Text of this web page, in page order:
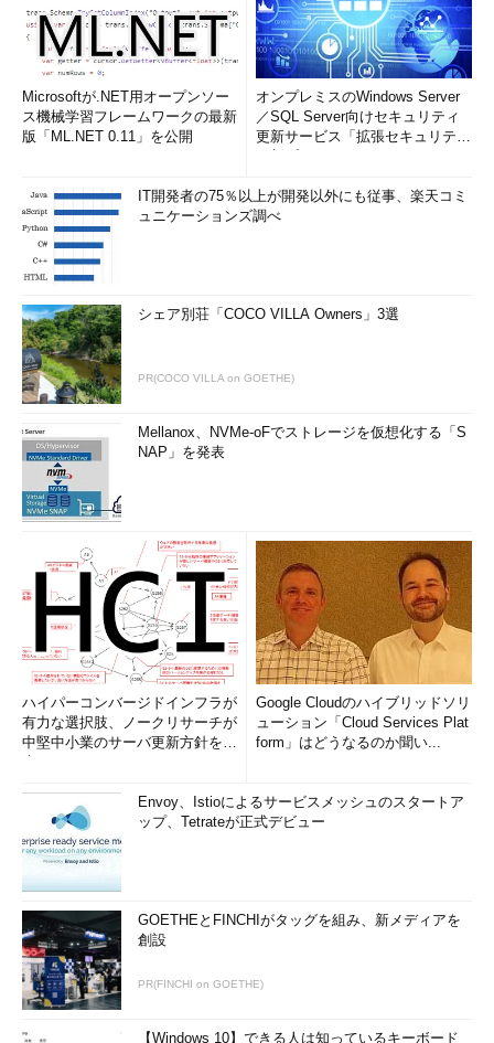
Microsoftが.NET用オープンソー
ス機械学習フレームワークの最新
版「ML.NET 0.11」を公開
オンプレミスのWindows Server
／SQL Server向けセキュリティ
更新サービス「拡張セキュリティ
IT開発者の75％以上が開発以外にも従事、楽天コミ
ュニケーションズ調べ
シェア別荘「COCO VILLA Owners」3選
PR(COCO VILLA on GOETHE)
Mellanox、NVMe-oFでストレージを仮想化する「S
NAP」を発表
ハイパーコンバージドインフラが
有力な選択肢、ノークリサーチが
中堅中小業のサーバ更新方針を調
Google Cloudのハイブリッドソリ
ューション「Cloud Services Plat
form」はどうなるのか聞い...
Envoy、Istioによるサービスメッシュのスタートア
ップ、Tetrateが正式デビュー
GOETHEとFINCHIがタッグを組み、新メディアを
創設
PR(FINCHI on GOETHE)
【Windows 10】できる人は知っているキーボード